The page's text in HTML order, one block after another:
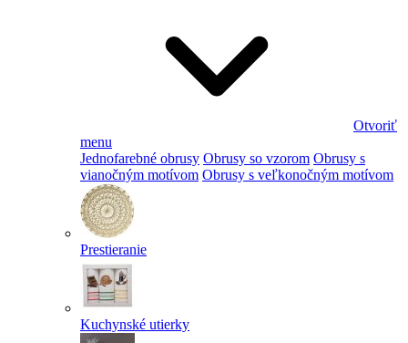
Otvoriť
menu
Jednofarebné obrusy Obrusy so vzorom Obrusy s
vianočným motívom Obrusy s veľkonočným motívom
Prestieranie
Kuchynské utierky